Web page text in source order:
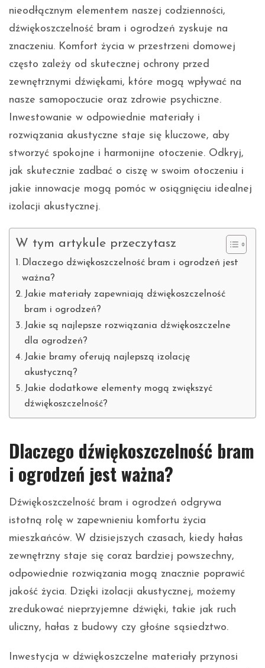
nieodłącznym elementem naszej codzienności,
dźwiękoszczelność bram i ogrodzeń zyskuje na
znaczeniu. Komfort życia w przestrzeni domowej
często zależy od skutecznej ochrony przed
zewnętrznymi dźwiękami, które mogą wpływać na
nasze samopoczucie oraz zdrowie psychiczne.
Inwestowanie w odpowiednie materiały i
rozwiązania akustyczne staje się kluczowe, aby
stworzyć spokojne i harmonijne otoczenie. Odkryj,
jak skutecznie zadbać o ciszę w swoim otoczeniu i
jakie innowacje mogą pomóc w osiągnięciu idealnej
izolacji akustycznej.
W tym artykule przeczytasz
Dlaczego dźwiękoszczelność bram i ogrodzeń jest
ważna?
Jakie materiały zapewniają dźwiękoszczelność
bram i ogrodzeń?
Jakie są najlepsze rozwiązania dźwiękoszczelne
dla ogrodzeń?
Jakie bramy oferują najlepszą izolację
akustyczną?
Jakie dodatkowe elementy mogą zwiększyć
dźwiękoszczelność?
Dlaczego dźwiękoszczelność bram
i ogrodzeń jest ważna?
Dźwiękoszczelność bram i ogrodzeń odgrywa
istotną rolę w zapewnieniu komfortu życia
mieszkańców. W dzisiejszych czasach, kiedy hałas
zewnętrzny staje się coraz bardziej powszechny,
odpowiednie rozwiązania mogą znacznie poprawić
jakość życia. Dzięki izolacji akustycznej, możemy
zredukować nieprzyjemne dźwięki, takie jak ruch
uliczny, hałas z budowy czy głośne sąsiedztwo.
Inwestycja w dźwiękoszczelne materiały przynosi